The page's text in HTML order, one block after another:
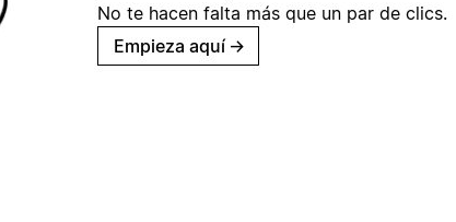
No te hacen falta más que un par de clics.
Empieza aquí →